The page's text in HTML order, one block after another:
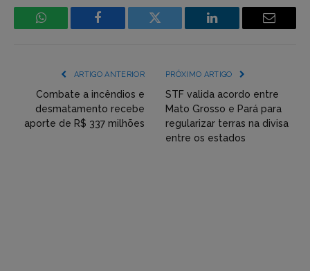
WhatsApp Facebook
Incorpore
(YouTube,
Twitter,
etc)
LinkedIn Email
ARTIGO ANTERIOR
Combate a incêndios e
desmatamento recebe
aporte de R$ 337 milhões
PRÓXIMO ARTIGO
STF valida acordo entre
Mato Grosso e Pará para
regularizar terras na divisa
entre os estados